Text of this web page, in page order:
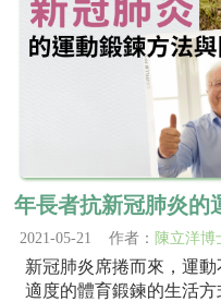
年長者抗新冠肺炎的
2021-05-21 作者： 陳立洋博
新冠肺炎席捲而來，運
適度的體育鍛鍊的生活